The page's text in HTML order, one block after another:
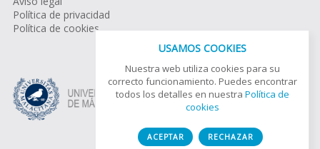
Política de privacidad
Política de cookies
USAMOS COOKIES
Nuestra web utiliza cookies para su
correcto funcionamiento. Puedes encontrar
todos los detalles en nuestra Política de
cookies
ACEPTAR RECHAZAR